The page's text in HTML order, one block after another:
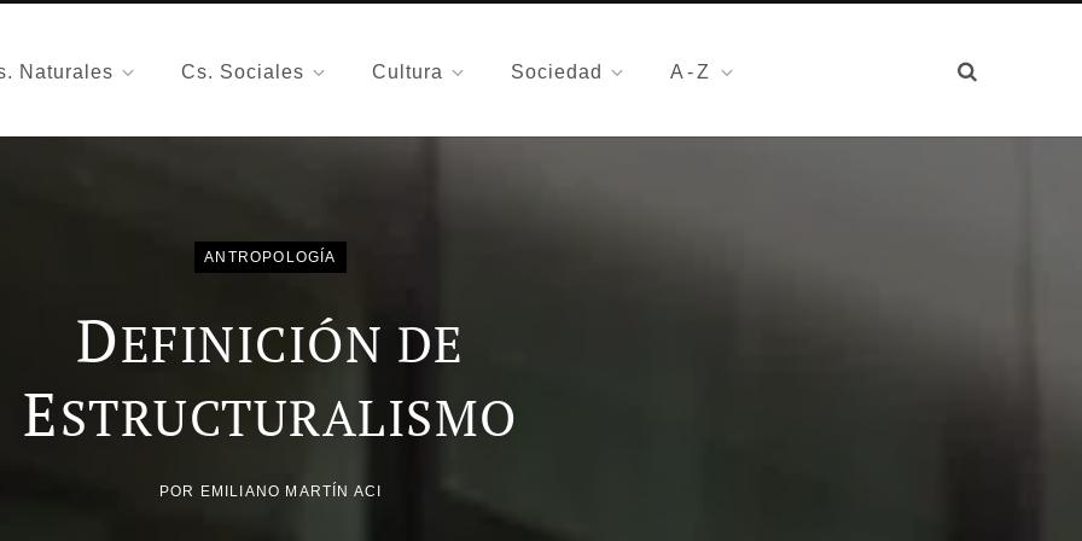
Naturales Cs. Sociales Cultura Sociedad A-Z
ANTROPOLOGÍA
DEFINICIÓN DE
ESTRUCTURALISMO
POR EMILIANO MARTÍN ACI